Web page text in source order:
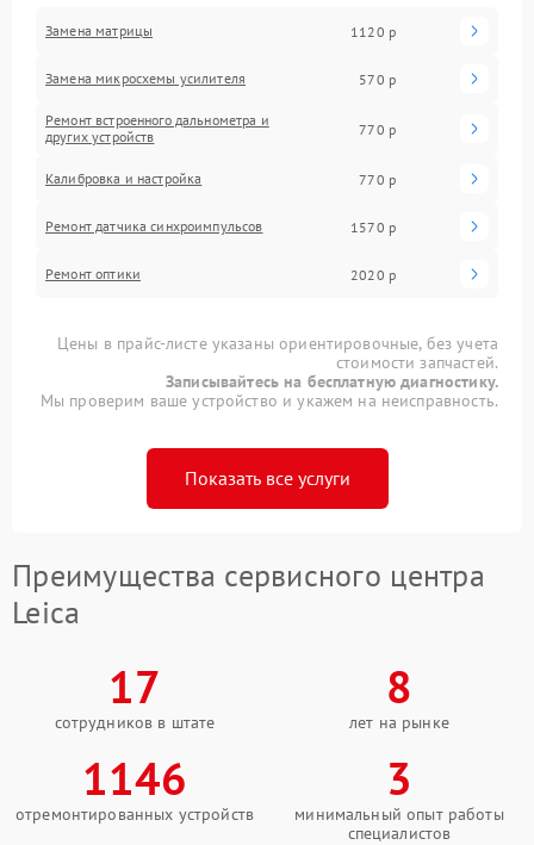
Замена матрицы 1120 р
Замена микросхемы усилителя 570 р
Ремонт встроенного дальнометра и
других устройств
770 р
Калибровка и настройка 770 р
Ремонт датчика синхроимпульсов 1570 р
Ремонт оптики 2020 р
Цены в прайс-листе указаны ориентировочные, без учета
стоимости запчастей.
Записывайтесь на бесплатную диагностику.
Мы проверим ваше устройство и укажем на неисправность.
Показать все услуги
Преимущества сервисного центра
Leica
17
сотрудников в штате
8
лет на рынке
1146
отремонтированных устройств
3
минимальный опыт работы
специалистов